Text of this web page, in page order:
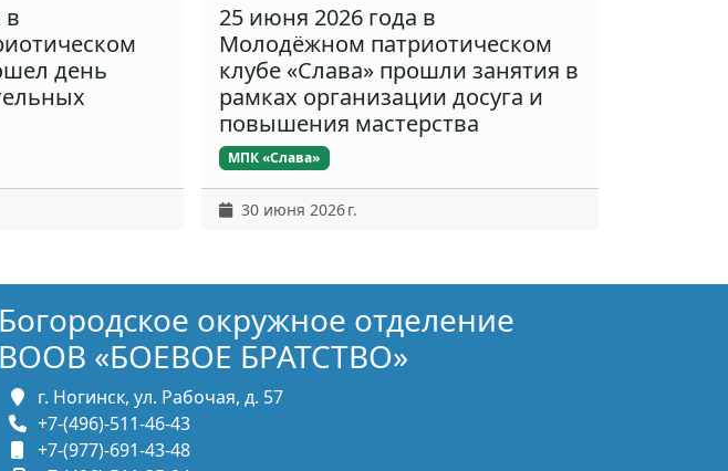
в
день
25 июня 2026 года в
Молодёжном патриотическом
клубе «Слава» прошли занятия в
рамках организации досуга и
повышения мастерства
МПК «Слава»
30 июня 2026 г.
Богородское окружное отделение
ВООВ «БОЕВОЕ БРАТСТВО»
г. Ногинск, ул. Рабочая, д. 57
+7-(496)-511-46-43
+7-(977)-691-43-48